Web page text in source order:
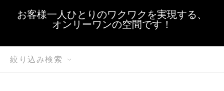
お客様一人ひとりのワクワクを実現する、
オンリーワンの空間です！
絞り込み検索